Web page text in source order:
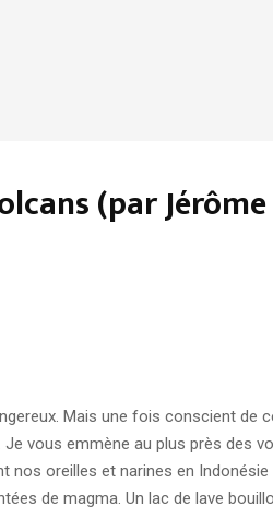
(par
Mais une fois conscient de
vous emmène au plus près des
oreilles et narines en
de magma. Un lac de lave